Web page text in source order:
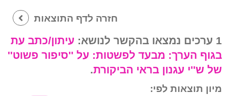
חזרה לדף התוצאות
1 ערכים נמצאו בהקשר לנושא:
עיתון/כתב עת
בגוף הערך: מבעד לפשטות: על ''סיפור פשוט''
של ש''י עגנון בראי הביקורת.
מיון תוצאות לפי: